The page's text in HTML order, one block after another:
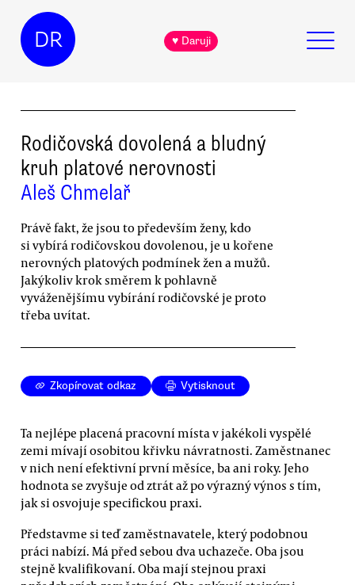
DR ♥ Daruji
Rodičovská dovolená a bludný
kruh platové nerovnosti
Aleš Chmelař
Právě fakt, že jsou to především ženy, kdo
si vybírá rodičovskou dovolenou, je u kořene
nerovných platových podmínek žen a mužů.
Jakýkoliv krok směrem k pohlavně
vyváženějšímu vybírání rodičovské je proto
třeba uvítat.
Zkopírovat odkaz Vytisknout
Ta nejlépe placená pracovní místa v jakékoli vyspělé
zemi mívají osobitou křivku návratnosti. Zaměstnanec
v nich není efektivní první měsíce, ba ani roky. Jeho
hodnota se zvyšuje od ztrát až po výrazný výnos s tím,
jak si osvojuje specifickou praxi.
Představme si teď zaměstnavatele, který podobnou
práci nabízí. Má před sebou dva uchazeče. Oba jsou
stejně kvalifikovaní. Oba mají stejnou praxi